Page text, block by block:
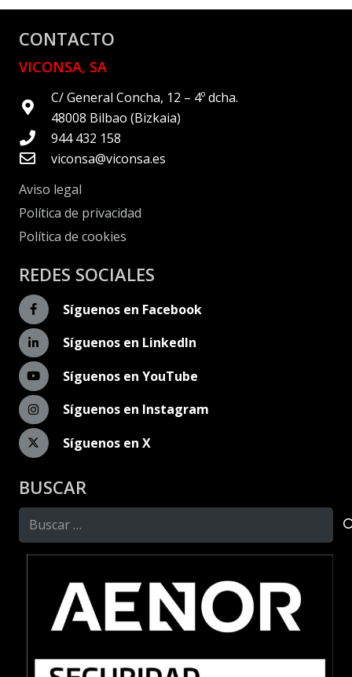
CONTACTO
VICONSA, SA
C/ General Concha, 12 – 4º dcha.
48008 Bilbao (Bizkaia)
944 432 158
viconsa@viconsa.es
Aviso legal
Política de privacidad
Política de cookies
REDES SOCIALES
Síguenos en Facebook
Síguenos en LinkedIn
Síguenos en YouTube
Síguenos en Instagram
Síguenos en X
BUSCAR
Buscar: